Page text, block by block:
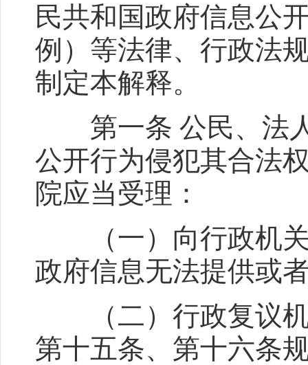
民共和国政府信息公
例）等法律、行政法
制定本解释。
第一条 公民、法人
公开行为侵犯其合法
院应当受理：
（一）向行政机关
政府信息无法提供或
（二）行政复议机
第十五条、第十六条